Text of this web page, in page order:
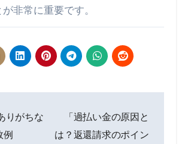
非常に重要です。
りがちな
例
「過払い金の原因と
は？返還請求のポイン